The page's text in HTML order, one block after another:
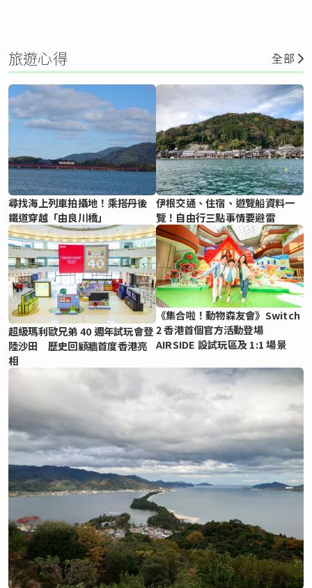
旅遊心得 全部
尋找海上列車拍攝地！乘搭丹後
鐵道穿越「由良川橋」
伊根交通、住宿、遊覽船資料一
覽！自由行三點事情要避雷
超級瑪利歐兄弟 40 週年試玩會登
陸沙田 歷史回顧牆首度香港亮
相
《集合啦！動物森友會》Switch
2 香港首個官方活動登場
AIRSIDE 設試玩區及 1:1 場景